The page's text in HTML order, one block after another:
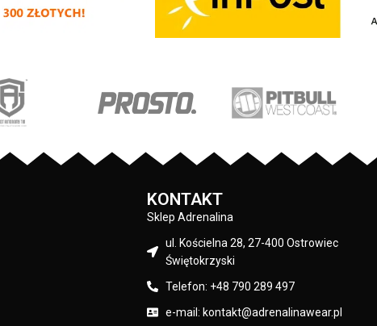
posiadają otwory na
typu kangurka -
nieścieralne nadruki
technologią
polyester
ściągacze rękawów posiadają otwory na
kciuki - lamówka przy karku chroniąca
wysokiej jakości nieścieralne nadruki
wykonane specjalistyczną technologią
/ 20% polyester
KOLOR:
KONTAKT
Sklep Adrenalina
ul. Kościelna 28, 27-400 Ostrowiec
Świętokrzyski
Telefon: +48 790 289 497
e-mail: kontakt@adrenalinawear.pl